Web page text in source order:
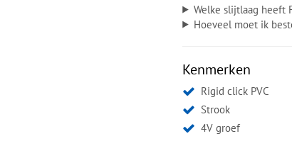
Welke slijtlaag heeft
Hoeveel moet ik
Kenmerken
Rigid click PVC
Strook
4V groef